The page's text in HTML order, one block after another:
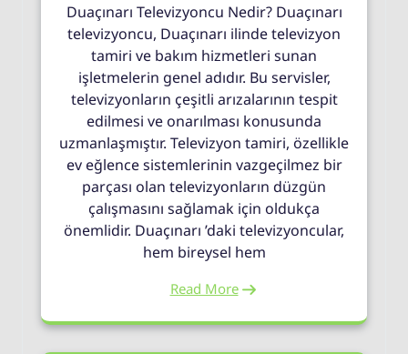
Duaçınarı Televizyoncu Nedir? Duaçınarı
televizyoncu, Duaçınarı ilinde televizyon
tamiri ve bakım hizmetleri sunan
işletmelerin genel adıdır. Bu servisler,
televizyonların çeşitli arızalarının tespit
edilmesi ve onarılması konusunda
uzmanlaşmıştır. Televizyon tamiri, özellikle
ev eğlence sistemlerinin vazgeçilmez bir
parçası olan televizyonların düzgün
çalışmasını sağlamak için oldukça
önemlidir. Duaçınarı ’daki televizyoncular,
hem bireysel hem
Read More